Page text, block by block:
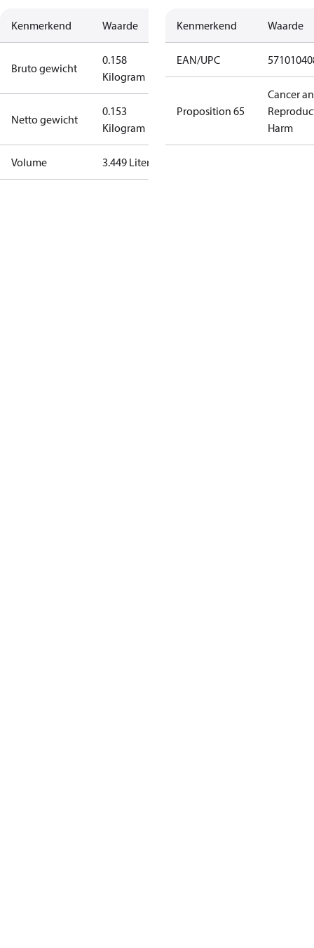
Kenmerkend Waarde
Bruto gewicht
0.158
Kilogram
Netto gewicht
0.153
Kilogram
Volume 3.449 Liter
Kenmerkend Waarde
EAN/UPC
Proposition 65
Cancer
Harm